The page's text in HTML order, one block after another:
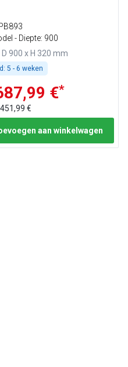
- Diepte: 900
D 900 x H 320 mm
5 - 6 weken
€*
€
aan winkelwagen